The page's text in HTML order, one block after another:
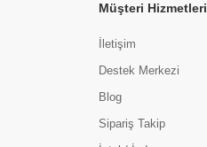
Müşteri Hizmetleri
İletişim
Destek Merkezi
Blog
Sipariş Takip